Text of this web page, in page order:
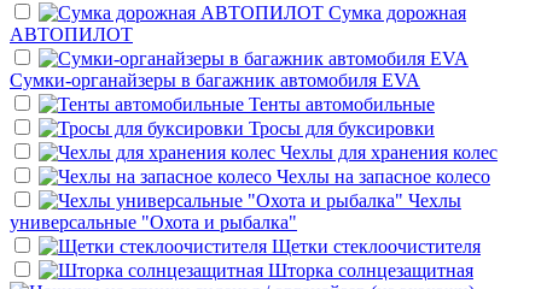
Сумка дорожная
АВТОПИЛОТ
Сумки-органайзеры в багажник автомобиля EVA
Тенты автомобильные
Тросы для буксировки
Чехлы для хранения колес
Чехлы на запасное колесо
Чехлы
универсальные "Охота и рыбалка"
Щетки стеклоочистителя
Шторка солнцезащитная